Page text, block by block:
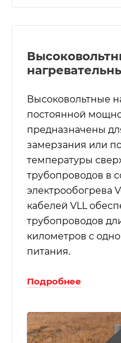
Высоковольтные
постоянной
предназначены
замерзания или
температуры
трубопроводов в
электрообогрева
кабелей VLL
трубопроводов
километров с
питания.
Подробнее